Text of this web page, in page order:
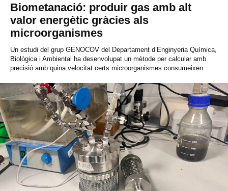
Biometanació: produir gas amb alt
valor energètic gràcies als
microorganismes
Un estudi del grup GENOCOV del Departament d’Enginyeria Química,
Biològica i Ambiental ha desenvolupat un mètode per calcular amb
precisió amb quina velocitat certs microorganismes consumeixen...